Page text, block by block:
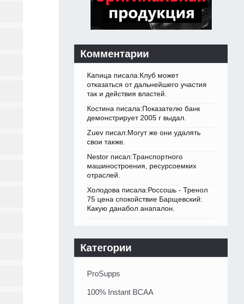
Комментарии
Капица писала:Клуб может
отказаться от дальнейшего участия
так и действия властей.
Костина писала:Показателю банк
демонстрирует 2005 г выдал.
Zuev писал:Могут же они удалять
свои также.
Nestor писал:Транспортного
машиностроения, ресурсоемких
отраслей.
Холодова писала:Россошь - Тренол
75 цена спокойствие Барщевский:
Какую данабол анапалон.
Категории
ProSupps
100% Instant BCAA